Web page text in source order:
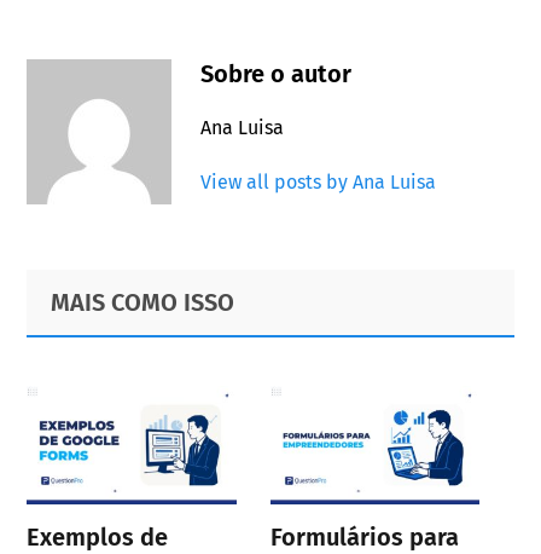
Sobre o autor
Ana Luisa
View all posts by Ana Luisa
Primary
Sidebar
Footer
MAIS COMO ISSO
Exemplos de
Formulários para